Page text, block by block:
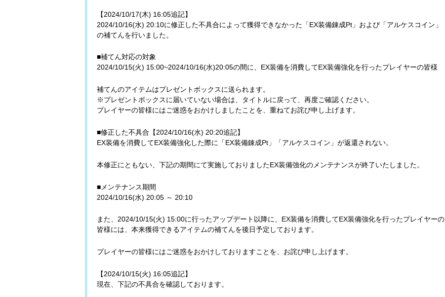
【2024/10/17(木) 16:05追記】
2024/10/16(水) 20:10に修正した不具合によって獲得できなかった「EX装備錬成Pt」および「アルケスコイン」
の補てんを行いました。
■補てん対応の対象
2024/10/15(火) 15:00~2024/10/16(水)20:05の間に、EX装備を消費してEX装備強化を行ったプレイヤーの皆様
補てんのアイテムはプレゼントボックスに送られます。
※プレゼントボックスに届いていない場合は、タイトルに戻って、再度ご確認ください。
プレイヤーの皆様にはご迷惑をおかけしましたことを、重ねてお詫び申し上げます。
■修正した不具合【2024/10/16(水) 20:20追記】
EX装備を消費してEX装備強化した際に「EX装備錬成Pt」「アルケスコイン」が返還されない。
本修正にともない、下記の期間にて実施しておりましたEX装備強化のメンテナンスが終了いたしました。
■メンテナンス期間
2024/10/16(水) 20:05 ～ 20:10
また、2024/10/15(火) 15:00に行ったアップデート以降に、EX装備を消費してEX装備強化を行ったプレイヤーの
皆様には、本来獲得できるアイテムの補てんを後日予定しております。
プレイヤーの皆様にはご迷惑をおかけしておりますことを、お詫び申し上げます。
【2024/10/15(火) 16:05追記】
現在、下記の不具合を確認しております。